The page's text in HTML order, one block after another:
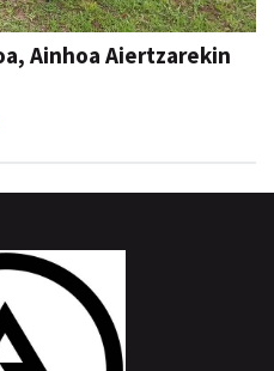
Ainhoa Aiertzarekin